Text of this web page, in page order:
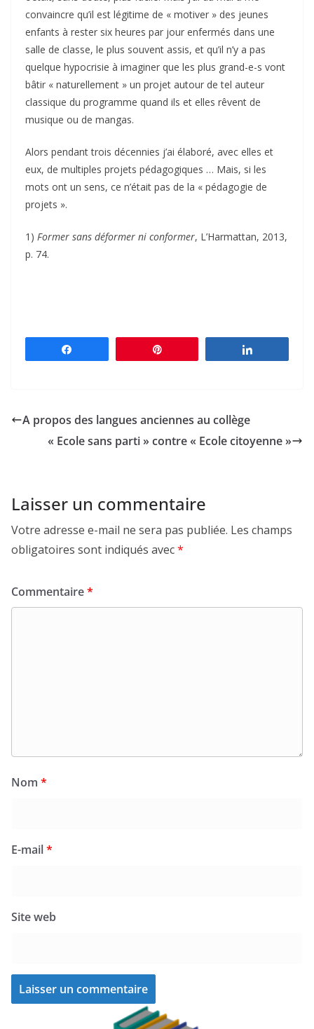
convaincre qu’il est légitime de « motiver » des jeunes
enfants à rester six heures par jour enfermés dans une
salle de classe, le plus souvent assis, et qu’il n’y a pas
quelque hypocrisie à imaginer que les plus grand-e-s vont
bâtir « naturellement » un projet autour de tel auteur
classique du programme quand ils et elles rêvent de
musique ou de mangas.
Alors pendant trois décennies j’ai élaboré, avec elles et
eux, de multiples projets pédagogiques … Mais, si les
mots ont un sens, ce n’était pas de la « pédagogie de
projets ».
1) Former sans déformer ni conformer, L’Harmattan, 2013,
p. 74.
A propos des langues anciennes au collège
« Ecole sans parti » contre « Ecole citoyenne »
Laisser un commentaire
Votre adresse e-mail ne sera pas publiée. Les champs
obligatoires sont indiqués avec*
Commentaire*
Nom *
E-mail*
Site web